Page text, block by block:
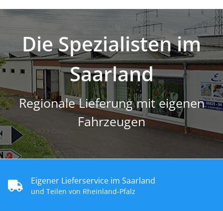
Die Spezialisten im
Saarland
Regionale Lieferung mit eigenen
Fahrzeugen
Eigener Lieferservice im Saarland
und Teilen von Rheinland-Pfalz